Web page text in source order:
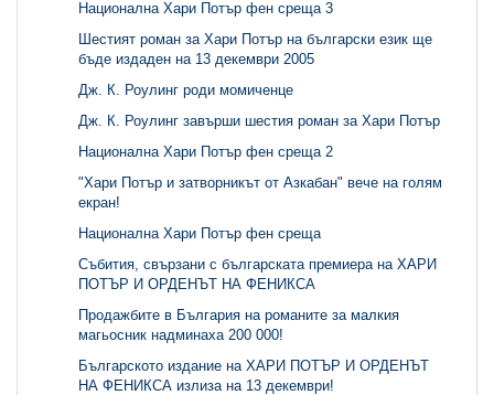
Национална Хари Потър фен среща 3
Шестият роман за Хари Потър на български език ще
бъде издаден на 13 декември 2005
Дж. К. Роулинг роди момиченце
Дж. К. Роулинг завърши шестия роман за Хари Потър
Национална Хари Потър фен среща 2
"Хари Потър и затворникът от Азкабан" вече на голям
екран!
Национална Хари Потър фен среща
Събития, свързани с българската премиера на ХАРИ
ПОТЪР И ОРДЕНЪТ НА ФЕНИКСА
Продажбите в България на романите за малкия
магьосник надминаха 200 000!
Българското издание на ХАРИ ПОТЪР И ОРДЕНЪТ
НА ФЕНИКСА излиза на 13 декември!